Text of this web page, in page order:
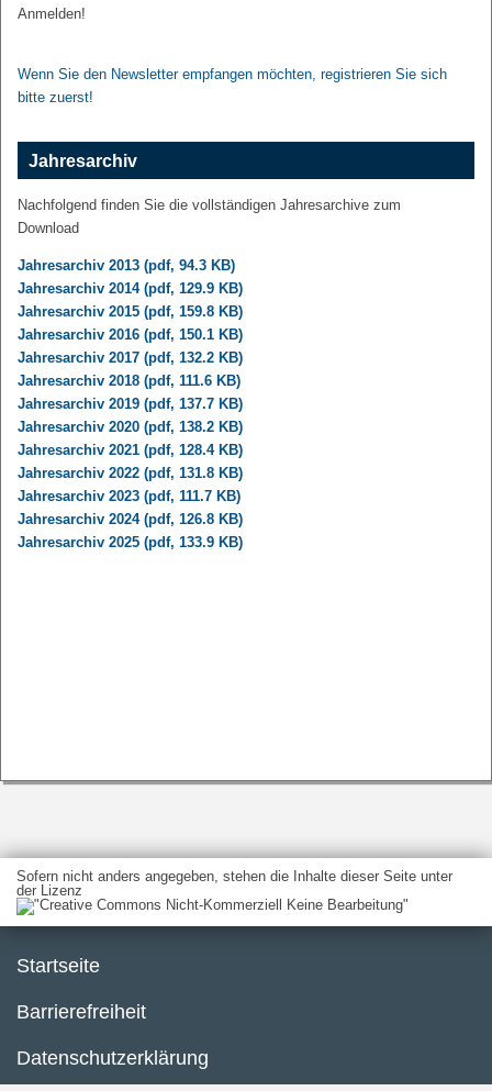
Anmelden!
Wenn Sie den Newsletter empfangen möchten, registrieren Sie sich
bitte zuerst!
Jahresarchiv
Nachfolgend finden Sie die vollständigen Jahresarchive zum
Download
Jahresarchiv 2013 (pdf, 94.3 KB)
Jahresarchiv 2014 (pdf, 129.9 KB)
Jahresarchiv 2015 (pdf, 159.8 KB)
Jahresarchiv 2016 (pdf, 150.1 KB)
Jahresarchiv 2017 (pdf, 132.2 KB)
Jahresarchiv 2018 (pdf, 111.6 KB)
Jahresarchiv 2019 (pdf, 137.7 KB)
Jahresarchiv 2020 (pdf, 138.2 KB)
Jahresarchiv 2021 (pdf, 128.4 KB)
Jahresarchiv 2022 (pdf, 131.8 KB)
Jahresarchiv 2023 (pdf, 111.7 KB)
Jahresarchiv 2024 (pdf, 126.8 KB)
Jahresarchiv 2025 (pdf, 133.9 KB)
Sofern nicht anders angegeben, stehen die Inhalte dieser Seite unter
der Lizenz
Startseite
Barrierefreiheit
Datenschutzerklärung